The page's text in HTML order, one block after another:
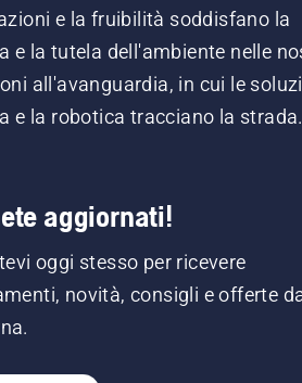
e la fruibilità soddisfano la
e la tutela dell'ambiente nelle
all'avanguardia, in cui le
e la robotica tracciano la strada.
aggiornati!
oggi stesso per ricevere
novità, consigli e offerte